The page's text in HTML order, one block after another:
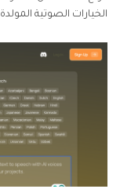
الخيارات الصوتية